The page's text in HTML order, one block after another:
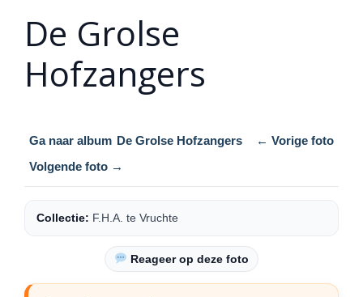
De Grolse
Hofzangers
Ga naar album De Grolse Hofzangers
← Vorige foto
Volgende foto →
Collectie: F.H.A. te Vruchte
Reageer op deze foto